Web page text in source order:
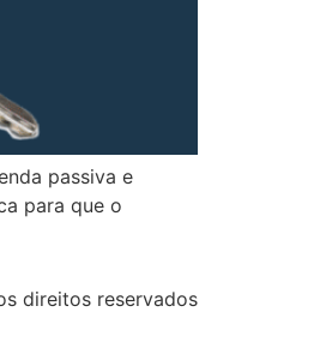
passiva e
para que o
direitos reservados